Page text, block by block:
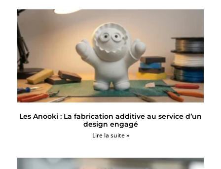
Les Anooki : La fabrication additive au service d’un
design engagé
Lire la suite »